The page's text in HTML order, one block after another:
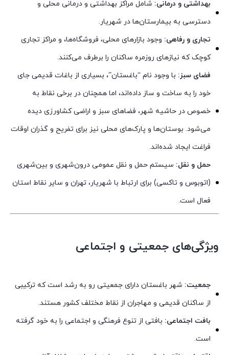
بهداشتی و درمانی: شامل مراکز بهداشتی و درمانی محلی و
دسترسی به بیمارستان‌ها در شهریار.
تجاری و رفاهی: وجود بازارهای محلی، فروشگاه‌ها، و مراکز تجاری
کوچک که نیازهای روزمره ساکنان را برطرف می‌کنند.
فضای سبز: با وجود نام “باغستان”، بسیاری از باغات قدیمی جای
خود را به ساخت و ساز داده‌اند، اما همچنان در برخی نقاط به
خصوص در حاشیه شهر، فضاهای سبز و اراضی کشاورزی دیده
می‌شود. بوستان‌ها و پارک‌های محلی نیز برای تفریح و گذران اوقات
فراغت ایجاد شده‌اند.
حمل و نقل: سیستم حمل و نقل عمومی درون‌شهری و بین‌شهری
(اتوبوس و تاکسی) برای ارتباط با شهریار، تهران و سایر نقاط استان
فعال است.
ویژگی‌های جمعیتی و اجتماعی
جمعیت: شهر باغستان دارای جمعیتی رو به رشد است که ترکیبی
از ساکنان قدیمی و مهاجران از نقاط مختلف کشور هستند.
بافت اجتماعی: بافتی از تنوع فرهنگی و اجتماعی را به خود گرفته
است.